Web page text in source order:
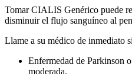
Tomar CIALIS Genérico puede
disminuir el flujo sanguíneo al
Llame a su médico de inmediato
Enfermedad de Parkinson
moderada.